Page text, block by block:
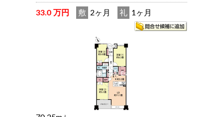
33.0 万円 敷 2ヶ月 礼 1ヶ月
2